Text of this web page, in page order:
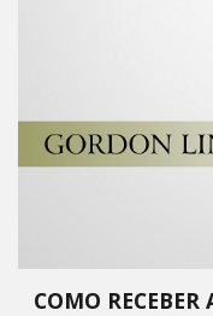
COMO